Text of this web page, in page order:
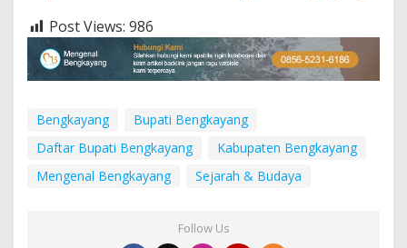
Post Views: 986
Bengkayang
Bupati Bengkayang
Daftar Bupati Bengkayang
Kabupaten Bengkayang
Mengenal Bengkayang
Sejarah & Budaya
Follow Us